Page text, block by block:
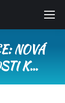
NOVÁ
K…